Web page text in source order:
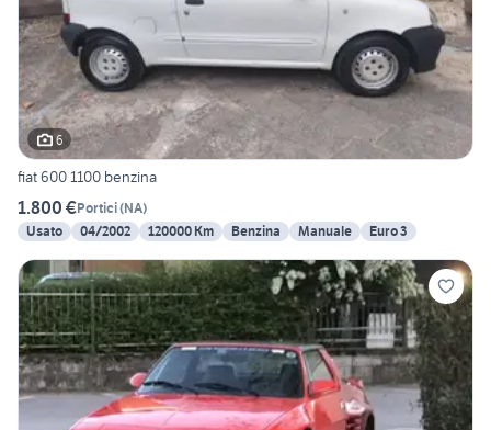
6
fiat 600 1100 benzina
1.800 €Portici(NA)
Usato
04/2002 120000 Km Benzina Manuale Euro 3